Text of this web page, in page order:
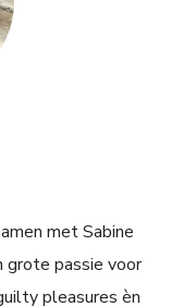
met Sabine
grote passie voor
pleasures èn